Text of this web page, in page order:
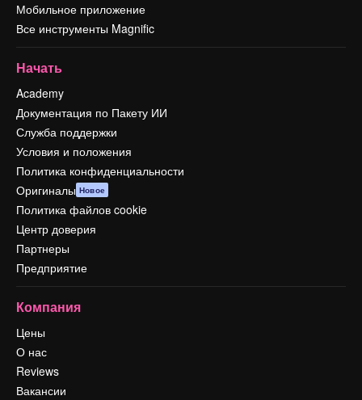
Мобильное приложение
Все инструменты Magnific
Начать
Academy
Документация по Пакету ИИ
Служба поддержки
Условия и положения
Политика конфиденциальности
Оригиналы Новое
Политика файлов cookie
Центр доверия
Партнеры
Предприятие
Компания
Цены
О нас
Reviews
Вакансии